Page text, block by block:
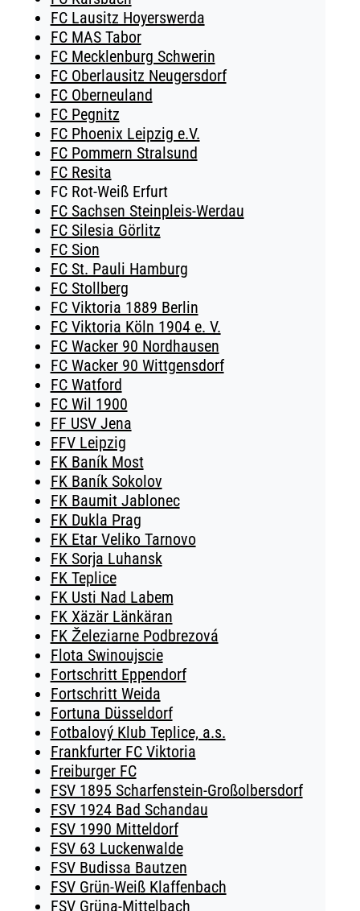
FC Lausitz Hoyerswerda
FC MAS Tabor
FC Mecklenburg Schwerin
FC Oberlausitz Neugersdorf
FC Oberneuland
FC Pegnitz
FC Phoenix Leipzig e.V.
FC Pommern Stralsund
FC Resita
FC Rot-Weiß Erfurt
FC Sachsen Steinpleis-Werdau
FC Silesia Görlitz
FC Sion
FC St. Pauli Hamburg
FC Stollberg
FC Viktoria 1889 Berlin
FC Viktoria Köln 1904 e. V.
FC Wacker 90 Nordhausen
FC Wacker 90 Wittgensdorf
FC Watford
FC Wil 1900
FF USV Jena
FFV Leipzig
FK Baník Most
FK Baník Sokolov
FK Baumit Jablonec
FK Dukla Prag
FK Etar Veliko Tarnovo
FK Sorja Luhansk
FK Teplice
FK Usti Nad Labem
FK Xäzär Länkäran
FK Železiarne Podbrezová
Flota Swinoujscie
Fortschritt Eppendorf
Fortschritt Weida
Fortuna Düsseldorf
Fotbalový Klub Teplice, a.s.
Frankfurter FC Viktoria
Freiburger FC
FSV 1895 Scharfenstein-Großolbersdorf
FSV 1924 Bad Schandau
FSV 1990 Mitteldorf
FSV 63 Luckenwalde
FSV Budissa Bautzen
FSV Grün-Weiß Klaffenbach
FSV Grüna-Mittelbach